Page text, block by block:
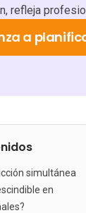
refleja
a
simultánea
en